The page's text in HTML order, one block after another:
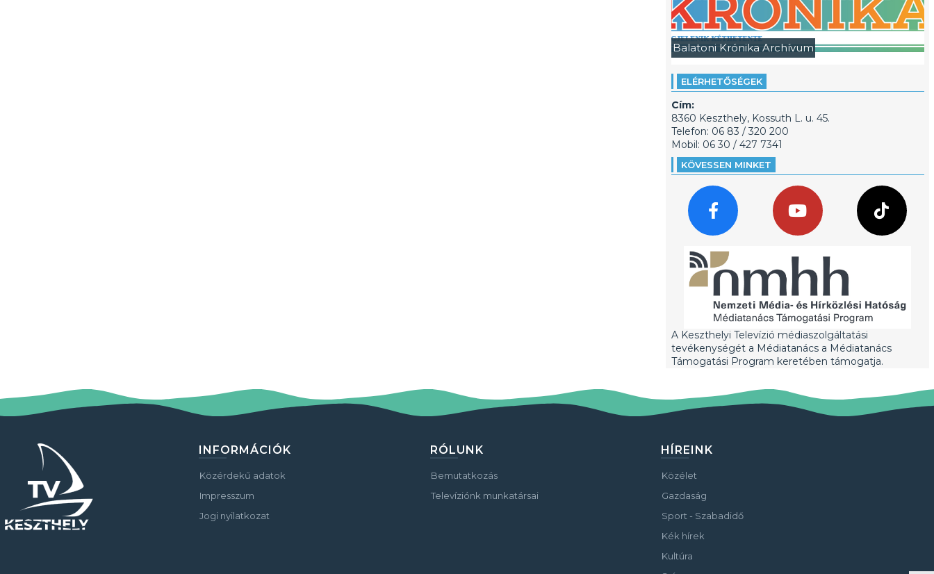
Balatoni Krónika Archívum
ELÉRHETŐSÉGEK
Cím:
8360 Keszthely, Kossuth L. u. 45.
Telefon: 06 83 / 320 200
Mobil: 06 30 / 427 7341
KÖVESSEN MINKET
A Keszthelyi Televízió médiaszolgáltatási
tevékenységét a Médiatanács a Médiatanács
Támogatási Program keretében támogatja.
INFORMÁCIÓK
Közérdekű adatok
Impresszum
Jogi nyilatkozat
RÓLUNK
Bemutatkozás
Televíziónk munkatársai
HÍREINK
Közélet
Gazdaság
Sport - Szabadidő
Kék hírek
Kultúra